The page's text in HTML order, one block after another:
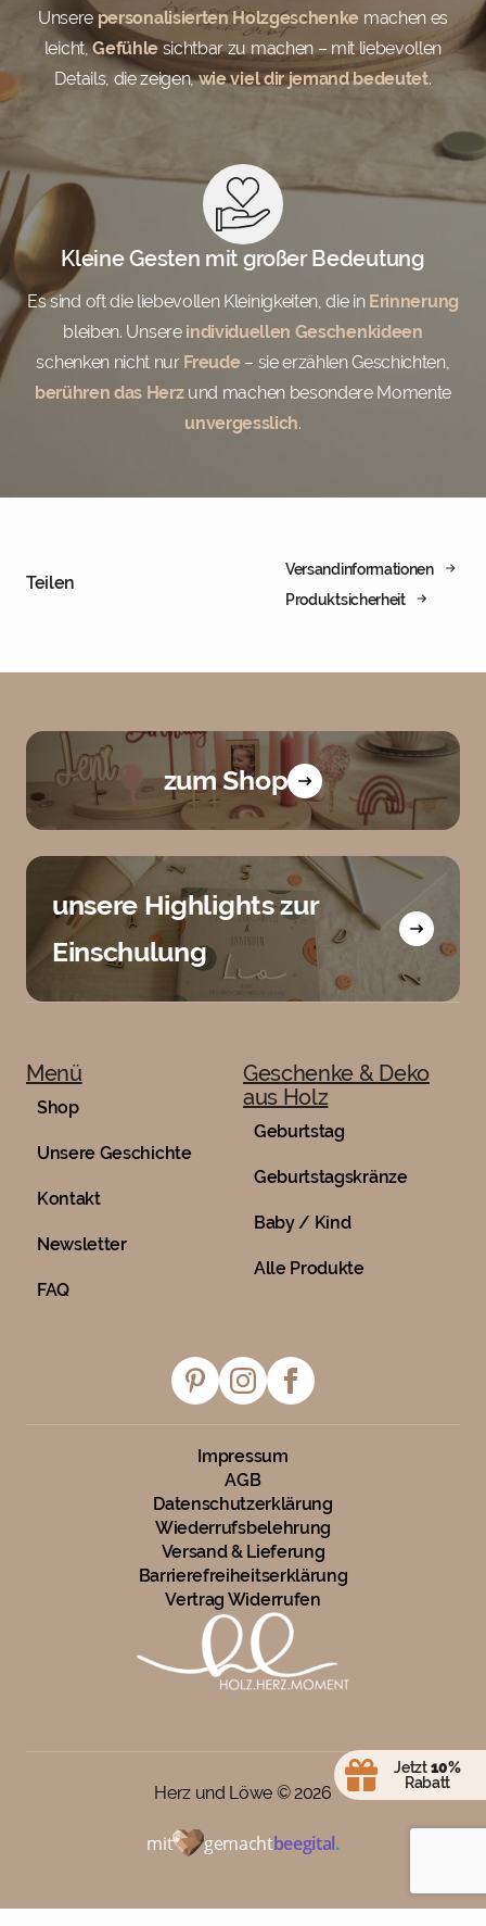
Unsere personalisierten Holzgeschenke machen es
leicht,Gefühle sichtbar zu machen – mit liebevollen
Details, die zeigen,wie viel dir jemand bedeutet.
Kleine Gesten mit großer Bedeutung
Es sind oft die liebevollen Kleinigkeiten, die in Erinnerung
bleiben. Unsere individuellen Geschenkideen
schenken nicht nur Freude – sie erzählen Geschichten,
berühren das Herzund machen besondere Momente
unvergesslich.
Teilen
Versandinformationen
Produktsicherheit
zum Shop
unsere Highlights zur
Einschulung
Menü
Shop
Unsere Geschichte
Kontakt
Newsletter
FAQ
Geschenke & Deko
aus Holz
Geburtstag
Geburtstagskränze
Baby / Kind
Alle Produkte
Impressum
AGB
Datenschutzerklärung
Wiederrufsbelehrung
Versand & Lieferung
Barrierefreiheitserklärung
Vertrag Widerrufen
Herz und Löwe ©2026
mit gemachtbeegital.
Jetzt10%
Rabatt